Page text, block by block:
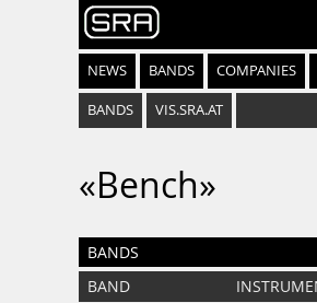
NEWS BANDS COMPANIES
BANDS VIS.SRA.AT
«Bench»
BANDS
BAND